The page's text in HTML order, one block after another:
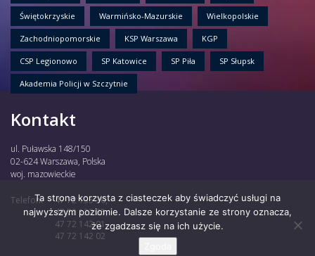
Świętokrzyskie Warmińsko-Mazurskie Wielkopolskie
Zachodniopomorskie KSP Warszawa KGP
CSP Legionowo SP Katowice SP Piła SP Słupsk
Akademia Policji w Szczytnie
Kontakt
ul. Puławska 148/150
02-624 Warszawa, Polska
woj. mazowieckie
Telefon:
47 72 135 30,
47 72 122 85,
47 72 142 01,
47 72 142 02
Ta strona korzysta z ciasteczek aby świadczyć usługi na
najwyższym poziomie. Dalsze korzystanie ze strony oznacza,
że zgadzasz się na ich użycie.